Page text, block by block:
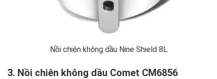
Nồi chiên không dầu Nine Shield 8L
3. Nồi chiên không dầu Comet CM6856